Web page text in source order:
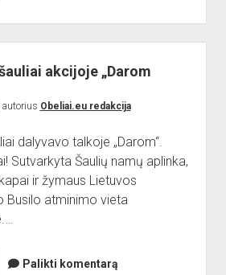
akcijoje „Darom
autorius Obeliai.eu redakcija
dalyvavo talkoje „Darom“.
Sutvarkyta Šaulių namų aplinka,
ir žymaus Lietuvos
Busilo atminimo vieta
Palikti komentarą